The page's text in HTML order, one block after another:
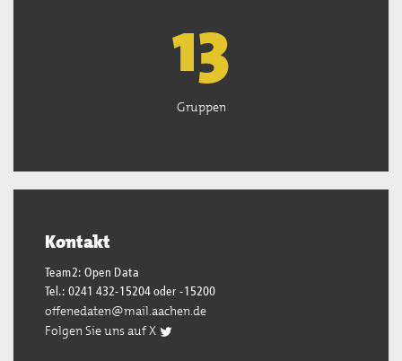
13
Gruppen
Kontakt
Team2: Open Data
Tel.: 0241 432-15204 oder -15200
offenedaten@mail.aachen.de
Folgen Sie uns auf X